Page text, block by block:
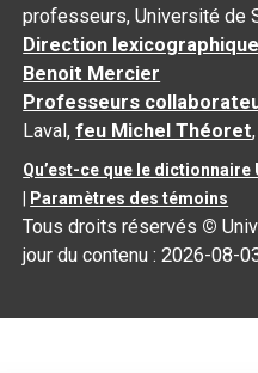
professeurs, Université de
Direction lexicographique
Benoit Mercier
Professeurs
Laval,feu Michel Théoret
Qu’est-ce que le dictionnaire
Paramètres des témoins
Tous droits réservés ©
jour du contenu :2026-08-